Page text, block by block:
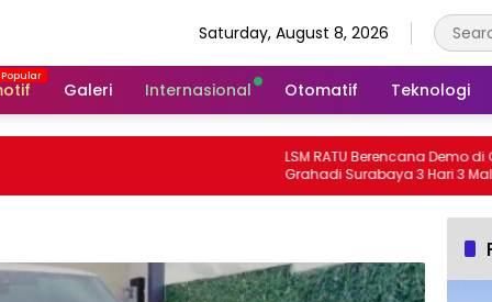
Saturday, August 8, 2026
Galeri Internasional Otomatif Teknologi
LSM RATU Berencana Demo di
Grahadi Surabaya 3 Hari 3 Malam
Keprihatinan Marakanya Pungli dan